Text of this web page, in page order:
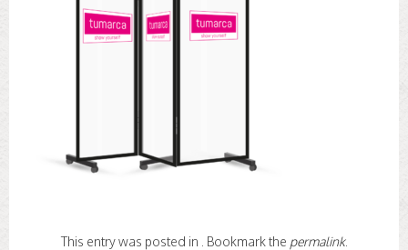
This entry was posted in . Bookmark the permalink.